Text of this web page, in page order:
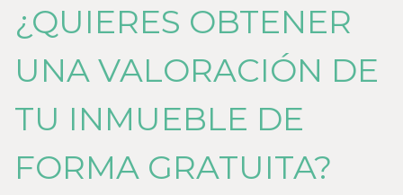
¿QUIERES OBTENER
UNA VALORACIÓN DE
TU INMUEBLE DE
FORMA GRATUITA?